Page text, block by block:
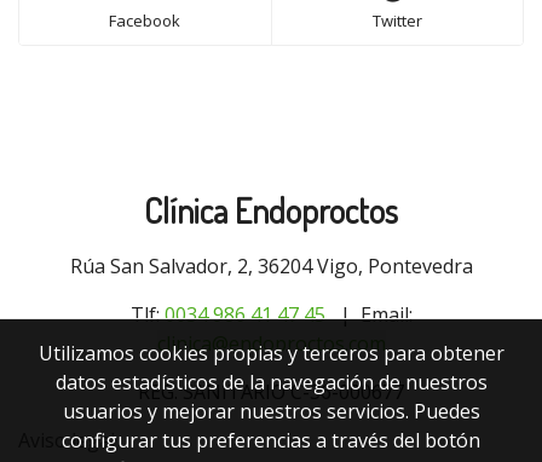
Facebook Twitter
Clínica Endoproctos
Rúa San Salvador, 2, 36204 Vigo, Pontevedra
Tlf:0034 986 41 47 45| Email:
clinica@endoproctos.com
REG. SANITARIO C-36-000677
Aviso legal
Utilizamos cookies propias y terceros para obtener
datos estadísticos de la navegación de nuestros
usuarios y mejorar nuestros servicios. Puedes
configurar tus preferencias a través del botón